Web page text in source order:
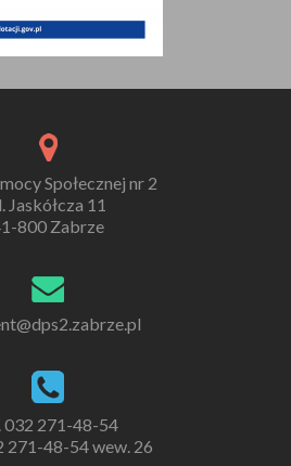
Społecznej nr 2
Jaskółcza 11
800 Zabrze
032 271-48-54
271-48-54 wew. 26